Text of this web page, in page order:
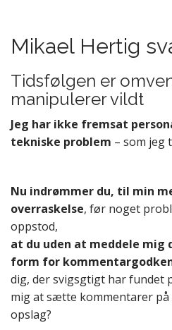
Mikael Hertig
Tidsfølgen er
manipulerer vildt
Jeg har ikke fremsat
tekniske problem – som jeg
Nu indrømmer du, til min
overraskelse, før noget
oppstod,
at du uden at meddele mig
form for
dig, der svigsgtigt har fundet
mig at sætte kommentarer på
opslag?